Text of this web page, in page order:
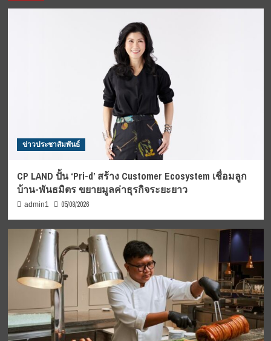
ข่าวประชาสัมพันธ์
CP LAND ปั้น ‘Pri-d’ สร้าง Customer Ecosystem เชื่อมลูก
บ้าน-พันธมิตร ขยายมูลค่าธุรกิจระยะยาว
admin1 05/08/2026